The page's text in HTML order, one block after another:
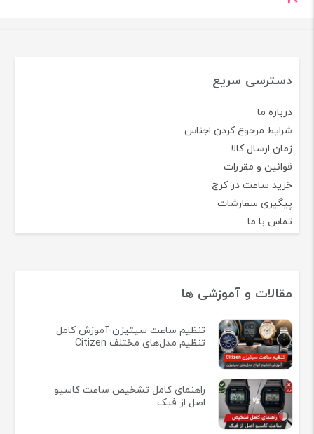
دسترسی سریع
درباره ما
شرایط مرجوع کردن اجناس
زمان ارسال کالا
قوانین و مقررات
خرید ساعت در کرج
پیگیری سفارشات
تماس با ما
مقالات و آموزشی ها
تنظیم ساعت سیتیزن-آموزش کامل
تنظیم مدل‌های مختلف Citizen
راهنمای کامل تشخیص ساعت کاسیو
اصل از فیک